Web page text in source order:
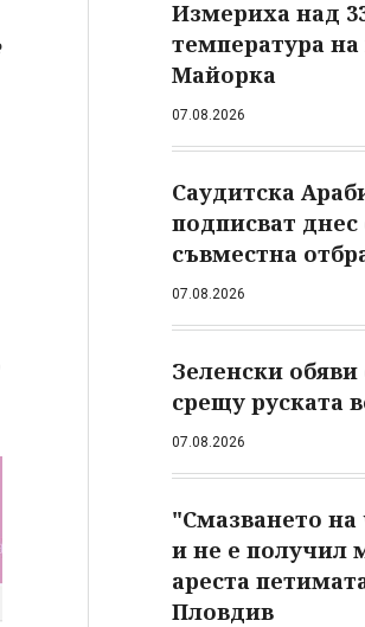
Измериха над
температура
Майорка
07.08.2026
Саудитска
подписват
съвместна
07.08.2026
Зеленски
срещу руската
07.08.2026
"Смазването на
и не е получил
ареста
Пловдив